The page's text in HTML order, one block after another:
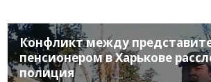
Конфликт между
пенсионером в Харькове
полиция